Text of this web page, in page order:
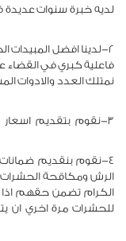
لديه خبرة سنوات عديدة
٢-لدينا افضل المبيدات
فاعلية كبري في القضاء
نمتلك العدد والادوات
٣-نقوم بتقديم
٤-نقوم بنقديم
الرش ومكاقحة الحشرات
الكرام تضمن حقهم
للحشرات مرة اخري ان